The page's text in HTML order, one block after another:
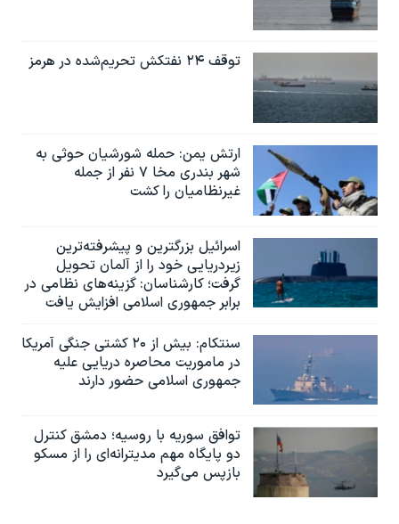
توقف ۲۴ نفتکش تحریم‌شده در هرمز
ارتش یمن: حمله شورشیان حوثی به
شهر بندری مخا ۷ نفر از جمله
غیرنظامیان را کشت
اسرائيل بزرگترین و پیشرفته‌ترین
زیردریایی خود را از آلمان تحویل
گرفت؛ کارشناسان: گزینه‌های نظامی در
برابر جمهوری اسلامی افزایش یافت
سنتکام: بیش از ۲۰ کشتی جنگی آمریکا
در ماموریت محاصره دریایی علیه
جمهوری اسلامی حضور دارند
توافق سوریه با روسیه؛ دمشق کنترل
دو پایگاه مهم مدیترانه‌ای را از مسکو
بازپس می‌گیرد